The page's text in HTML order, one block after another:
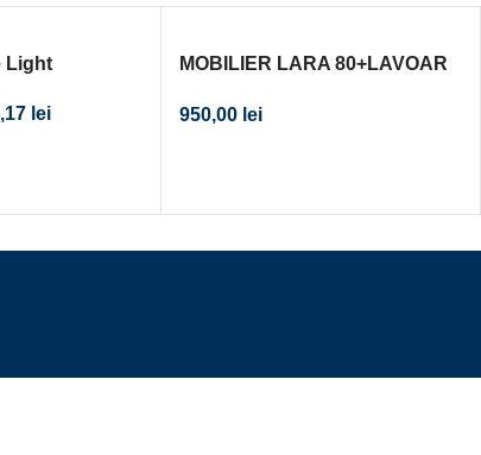
Light
lei
MOBILIER LARA 80+LAVOAR
950,00 lei